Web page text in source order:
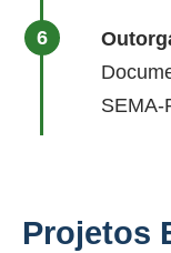
SEMA-
Projetos